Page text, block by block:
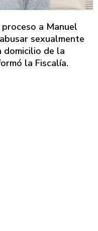
a Manuel
sexualmente
domicilio de la
la Fiscalía.